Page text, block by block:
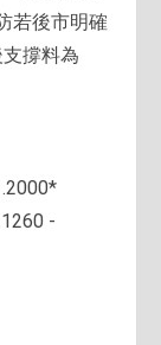
若後市明確
撐料為
-